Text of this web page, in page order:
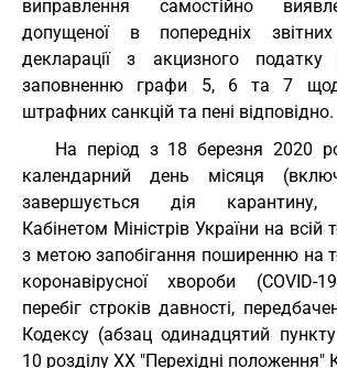
виправлення самостійно
допущеної в попередніх
декларації з акцизного податку
заповненню графи 5, 6 та 7
штрафних санкцій та пені відповідно.
На період з 18 березня 2020
календарний день місяця
завершується дія карантину,
Кабінетом Міністрів України на всій
з метою запобігання поширенню на
коронавірусної хвороби (COVID-
перебіг строків давності,
Кодексу (абзац одинадцятий
10 розділу XX "Перехідні положення"